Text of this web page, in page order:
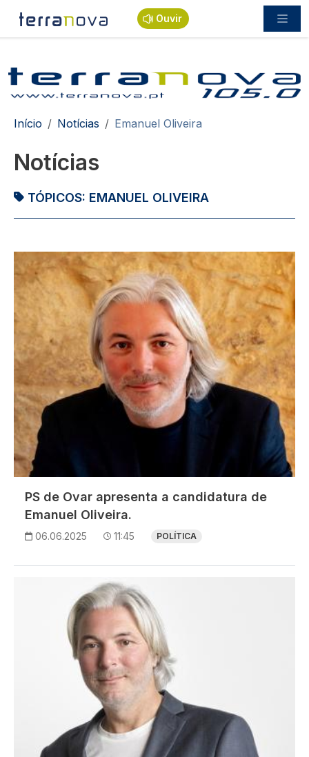
Passar para o conteúdo principal
Ouvir
Navegação estrutural
Início Notícias Emanuel Oliveira
Notícias
TÓPICOS: EMANUEL OLIVEIRA
Imagem
PS de Ovar apresenta a candidatura de
Emanuel Oliveira.
06.06.2025 11:45 POLÍTICA